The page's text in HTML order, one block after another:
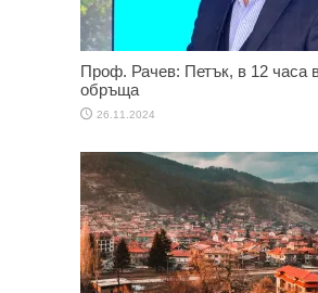
Проф. Рачев: Петък, в 12 часа
обръща
26.11.2024